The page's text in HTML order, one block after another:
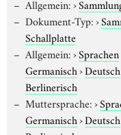
Allgemein:›
Dokument-Typ:›
Schallplatte
Allgemein:›Sprachen
Germanisch›Deutsch
Berlinerisch
Muttersprache:›
Germanisch›Deutsch